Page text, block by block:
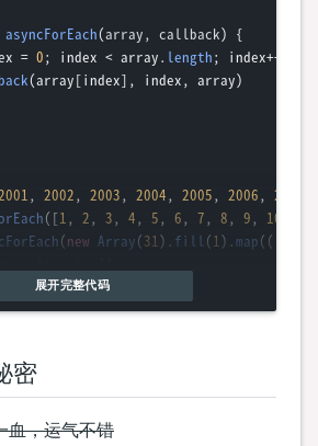
asyncForEach(array, callback) {
= 0; index < array. length; index++) {
(array[index], index, array)
, 2002, 2003, 2004, 2005, 2006, 2007
([1, 2, 3, 4, 5, 6, 7, 8, 9, 10
(new Array(31). fill (1).map( (
stringify({
'Kdenlive'
'12'
'sdf.org',
展开完整代码
密
血，运气不错